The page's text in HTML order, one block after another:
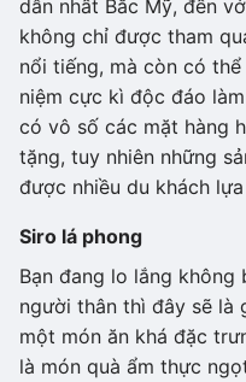
dẫn nhất Bắc Mỹ, đến
không chỉ được tham
nổi tiếng, mà còn có
niệm cực kì độc đáo
có vô số các mặt hàng
tặng, tuy nhiên những
được nhiều du khách
Siro lá phong
Bạn đang lo lắng không
người thân thì đây sẽ là
một món ăn khá đặc
là món quà ẩm thực